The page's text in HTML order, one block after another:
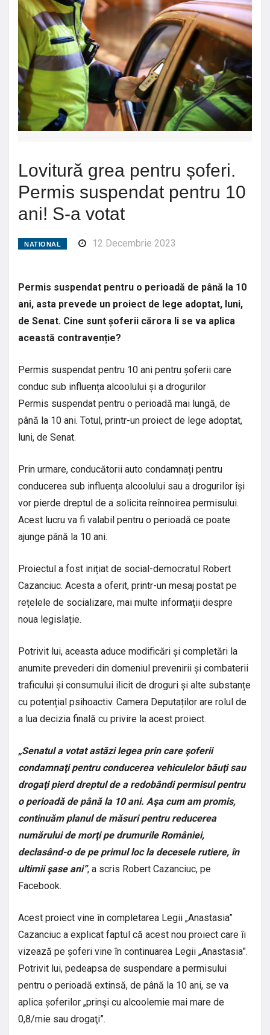
Lovitură grea pentru șoferi.
Permis suspendat pentru 10
ani! S-a votat
NATIONAL 12 Decembrie 2023
Permis suspendat pentru o perioadă de până la 10
ani, asta prevede un proiect de lege adoptat, luni,
de Senat. Cine sunt șoferii cărora li se va aplica
această contravenție?
Permis suspendat pentru 10 ani pentru șoferii care
conduc sub influența alcoolului și a drogurilor
Permis suspendat pentru o perioadă mai lungă, de
până la 10 ani. Totul, printr-un proiect de lege adoptat,
luni, de Senat.
Prin urmare, conducătorii auto condamnați pentru
conducerea sub influența alcoolului sau a drogurilor își
vor pierde dreptul de a solicita reînnoirea permisului.
Acest lucru va fi valabil pentru o perioadă ce poate
ajunge până la 10 ani.
Proiectul a fost inițiat de social-democratul Robert
Cazanciuc. Acesta a oferit, printr-un mesaj postat pe
rețelele de socializare, mai multe informații despre
noua legislație.
Potrivit lui, aceasta aduce modificări și completări la
anumite prevederi din domeniul prevenirii și combaterii
traficului și consumului ilicit de droguri și alte substanțe
cu potențial psihoactiv. Camera Deputaților are rolul de
a lua decizia finală cu privire la acest proiect.
„Senatul a votat astăzi legea prin care şoferii
condamnaţi pentru conducerea vehiculelor băuţi sau
drogaţi pierd dreptul de a redobândi permisul pentru
o perioadă de până la 10 ani. Aşa cum am promis,
continuăm planul de măsuri pentru reducerea
numărului de morţi pe drumurile României,
declasând-o de pe primul loc la decesele rutiere, în
ultimii şase ani”, a scris Robert Cazanciuc, pe
Facebook.
Acest proiect vine în completarea Legii „Anastasia”
Cazanciuc a explicat faptul că acest nou proiect care îi
vizează pe șoferi vine în continuarea Legii „Anastasia”.
Potrivit lui, pedeapsa de suspendare a permisului
pentru o perioadă extinsă, de până la 10 ani, se va
aplica șoferilor „prinşi cu alcoolemie mai mare de
0,8/mie sau drogaţi”.